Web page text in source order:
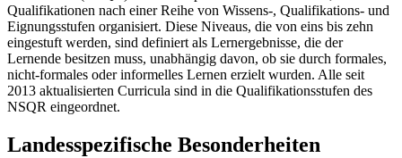
Qualifikationen nach einer Reihe von Wissens-, Qualifikations- und
Eignungsstufen organisiert. Diese Niveaus, die von eins bis zehn
eingestuft werden, sind definiert als Lernergebnisse, die der
Lernende besitzen muss, unabhängig davon, ob sie durch formales,
nicht-formales oder informelles Lernen erzielt wurden. Alle seit
2013 aktualisierten Curricula sind in die Qualifikationsstufen des
NSQR eingeordnet.
Landesspezifische Besonderheiten